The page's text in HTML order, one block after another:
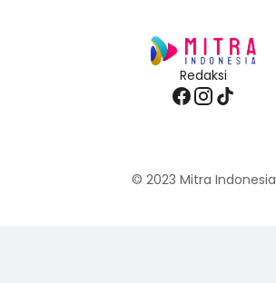
Redaksi
© 2023 Mitra Indonesia